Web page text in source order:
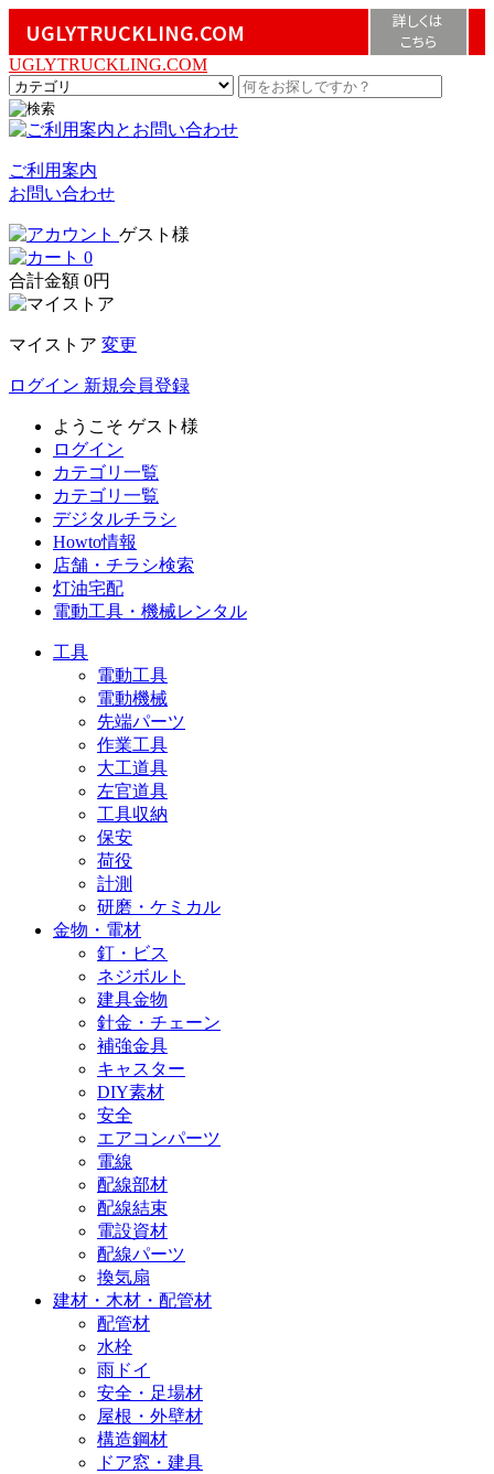
UGLYTRUCKLING.COM
詳しくは
こちら
UGLYTRUCKLING.COM
ご利用案内
お問い合わせ
ゲスト様
0
合計金額 0円
マイストア 変更
ログイン 新規会員登録
ようこそ ゲスト様
ログイン
カテゴリ一覧
カテゴリ一覧
デジタルチラシ
Howto情報
店舗・チラシ検索
灯油宅配
電動工具・機械レンタル
工具
電動工具
電動機械
先端パーツ
作業工具
大工道具
左官道具
工具収納
保安
荷役
計測
研磨・ケミカル
金物・電材
釘・ビス
ネジボルト
建具金物
針金・チェーン
補強金具
キャスター
DIY素材
安全
エアコンパーツ
電線
配線部材
配線結束
電設資材
配線パーツ
換気扇
建材・木材・配管材
配管材
水栓
雨ドイ
安全・足場材
屋根・外壁材
構造鋼材
ドア窓・建具